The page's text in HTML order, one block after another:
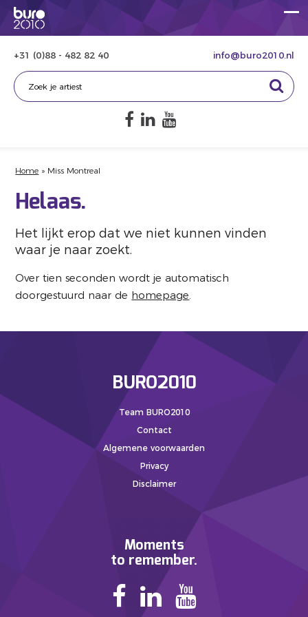
+31 (0)88 - 482 82 40 info@buro2010.nl
Home » Miss Montreal
Helaas.
Het lijkt erop dat we niet kunnen vinden
waar je naar zoekt.
Over tien seconden wordt je automatisch
doorgestuurd naar de homepage.
BURO2010
Team BURO2010
Contact
Algemene voorwaarden
Privacy
Disclaimer
Moments
to remember.